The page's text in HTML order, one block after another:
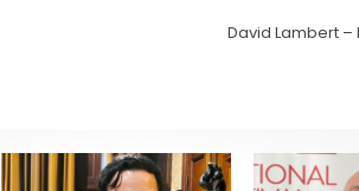
David Lambert –